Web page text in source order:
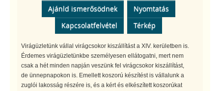
Ajánld ismerősödnek
Nyomtatás
Kapcsolatfelvétel
Térkép
Virágüzletünk vállal virágcsokor kiszállítást a XIV. kerületben is.
Érdemes virágüzletünkbe személyesen ellátogatni, mert nem
csak a hét minden napján veszünk fel virágcsokor kiszállítást,
de ünnepnapokon is. Emellett koszorú készítést is vállalunk a
zuglói lakosság részére is, és a kért és elkészített koszorúkat